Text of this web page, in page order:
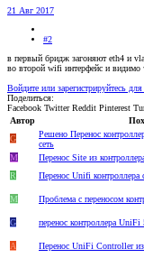
21 Авг 2017
#2
в первый бридж загоняют eth4 и
во второй wifi интерфейс и видимо
Войдите или зарегистрируйтесь для
Поделиться:
Facebook Twitter Reddit Pinterest
Автор
G
Решено Перенос
сеть
M
Перенос Site из
R
Перенос Unifi контроллера
M
Проблема с переносом
G
перенос контроллера UniFi
A
Перенос UniFi Controller